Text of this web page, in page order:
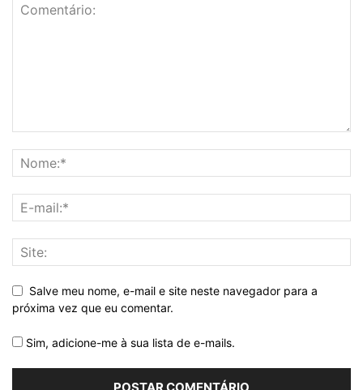
Salve meu nome, e-mail e site neste navegador para a
próxima vez que eu comentar.
Sim, adicione-me à sua lista de e-mails.